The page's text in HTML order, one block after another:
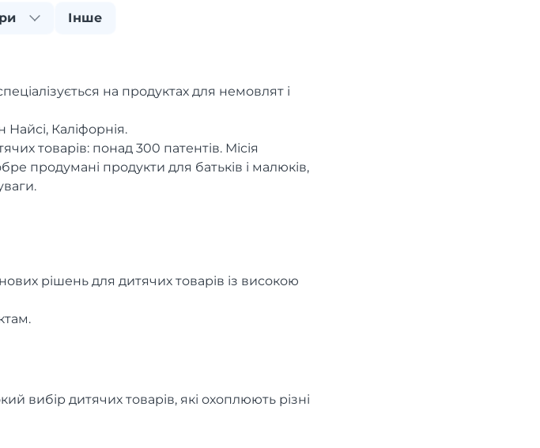
Інше
на продуктах для немовлят і
Каліфорнія.
товарів: понад 300 патентів. Місія
продумані продукти для батьків і малюків,
рішень для дитячих товарів із високою
вибір дитячих товарів, які охоплюють різні